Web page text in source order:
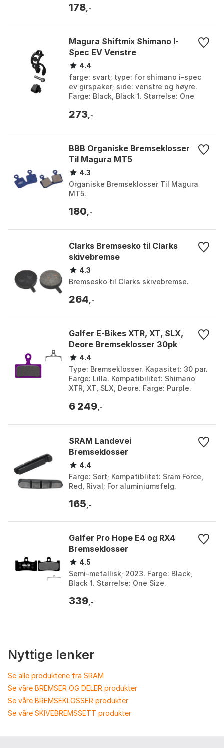
178 ,-
Magura Shiftmix Shimano I-
Spec EV Venstre
4.4
farge: svart; type: for shimano i-spec
ev girspaker; side: venstre og høyre.
Farge: Black, Black 1. Størrelse: One
273 ,-
BBB Organiske Bremseklosser
Til Magura MT5
4.3
Organiske Bremseklosser Til Magura
MT5.
180 ,-
Clarks Bremsesko til Clarks
skivebremse
4.3
Bremsesko til Clarks skivebremse.
264 ,-
Galfer E-Bikes XTR, XT, SLX,
Deore Bremseklosser 30pk
4.4
Type: Bremseklosser. Kapasitet: 30 par.
Farge: Lilla. Kompatibilitet: Shimano
XTR, XT, SLX, Deore. Farge: Purple.
6 249 ,-
SRAM Landevei
Bremseklosser
4.4
Farge: Sort; Kompatiblitet: Sram Force,
Red, Rival; For aluminiumsfelg.
165 ,-
Galfer Pro Hope E4 og RX4
Bremseklosser
4.5
Semi-metallisk; 2023. Farge: Black,
Black 1. Størrelse: One Size.
339 ,-
Nyttige lenker
Se alle produktene fra SRAM
Se våre BREMSER OG DELER produkter
Se våre BREMSEKLOSSER produkter
Se våre SKIVEBREMSSETT produkter